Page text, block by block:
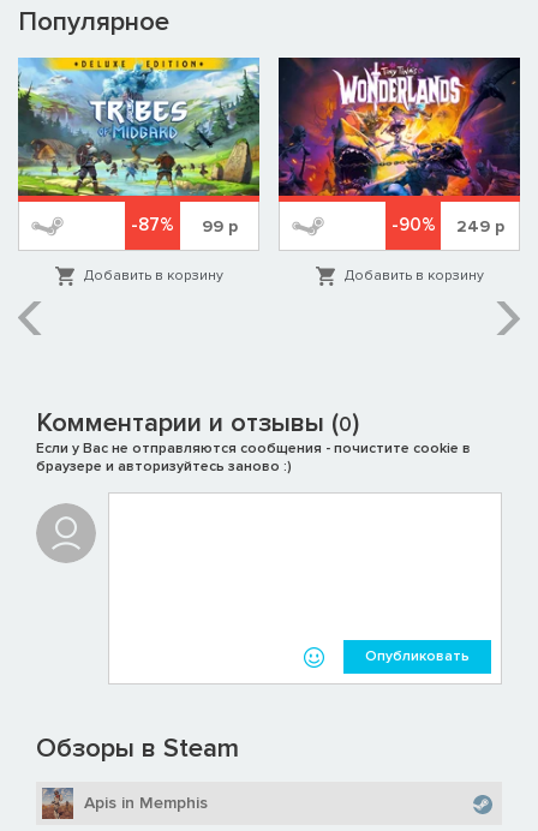
Voltumnae, на котором принимаются важные решения
Самниты прибегают к древнему ритуалу Ver Sacrum, в
результате которого моментально собирают целое войско
Инсубры и сеноны обращаются к друидам за советами,
предсказаниями и поддержкой
Тарас может прибегать к помощи придворных философов,
чтобы значительно ускорить исследование технологий
НОВЫЕ ОТРЯДЫ
Этруски: этрусские гоплиты — сражаются за свой город в
разбивают неприятельский строй и не менее легко
Инсубры: галльские старейшины-мечники — закаленные
Популярное
-87% 99р
Добавить в корзину
-90% 249р
Добавить в корзину
Комментарии и отзывы (0)
Если у Вас не отправляются сообщения - почистите cookie в
браузере и авторизуйтесь заново :)
Опубликовать
Обзоры в Steam
Apis in Memphis